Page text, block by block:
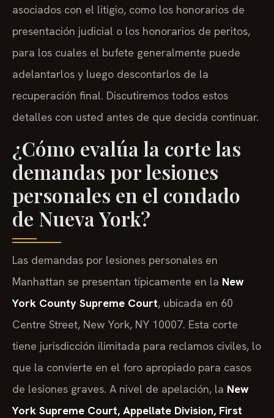
asociados con el litigio, como los honorarios de
presentación judicial o los honorarios de peritos,
para los cuales el bufete generalmente puede
adelantarlos y luego descontarlos de la
recuperación final. Discutiremos todos estos
detalles con usted antes de que decida continuar.
¿Cómo evalúa la corte las
demandas por lesiones
personales en el condado
de Nueva York?
Las demandas por lesiones personales en
Manhattan se presentan típicamente en la New
York County Supreme Court, ubicada en 60
Centre Street, New York, NY 10007. Esta corte
tiene jurisdicción ilimitada para reclamos civiles, lo
que la convierte en el foro apropiado para casos
de lesiones graves. A nivel de apelación, la New
York Supreme Court, Appellate Division, First